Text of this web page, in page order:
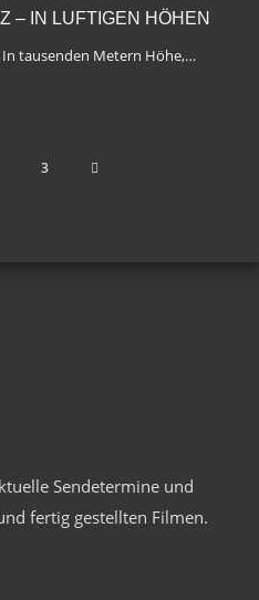
– IN LUFTIGEN HÖHEN
In tausenden Metern Höhe,…
3
Sendetermine und
fertig gestellten Filmen.